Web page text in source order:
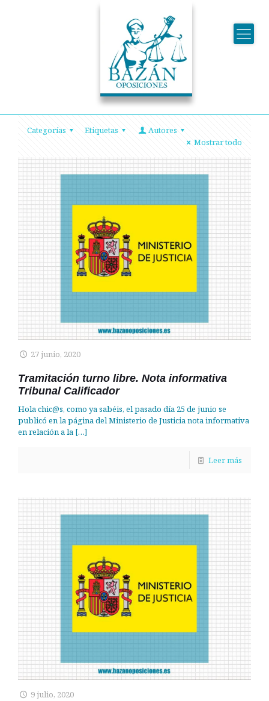
Categorías Etiquetas
Autores
Mostrar todo
27 junio, 2020
Tramitación turno libre. Nota informativa
Tribunal Calificador
Hola chic@s, como ya sabéis, el pasado día 25 de junio se
publicó en la página del Ministerio de Justicia nota informativa
en relación a la […]
Leer más
9 julio, 2020